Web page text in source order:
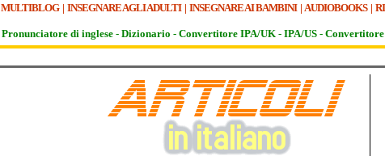
MULTIBLOG| INSEGNARE AGLI ADULTI | INSEGNARE AI BAMBINI| AUDIOBOOKS|
Pronunciatore di inglese - Dizionario - Convertitore IPA/UK - IPA/US -